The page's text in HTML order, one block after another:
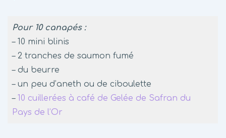
Pour 10 canapés :
– 10 mini blinis
– 2 tranches de saumon fumé
– du beurre
– un peu d’aneth ou de ciboulette
– 10 cuillerées à café de Gelée de Safran du
Pays de l’Or